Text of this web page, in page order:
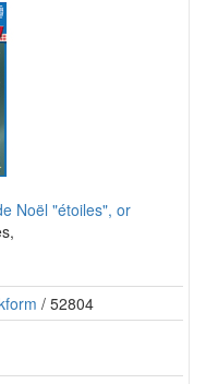
Noël "étoiles", or
/ 52804